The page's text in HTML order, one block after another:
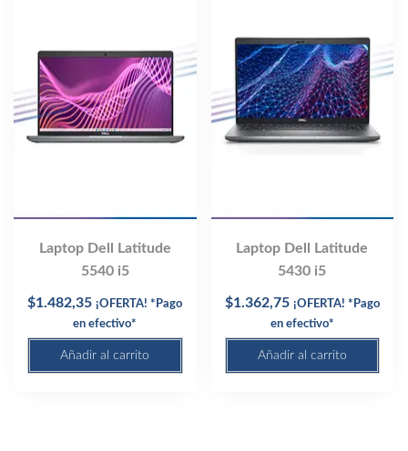
Laptop Dell Latitude
5540 i5
$1.482,35 ¡OFERTA! *Pago
en efectivo*
Añadir al carrito
Laptop Dell Latitude
5430 i5
$1.362,75 ¡OFERTA! *Pago
en efectivo*
Añadir al carrito